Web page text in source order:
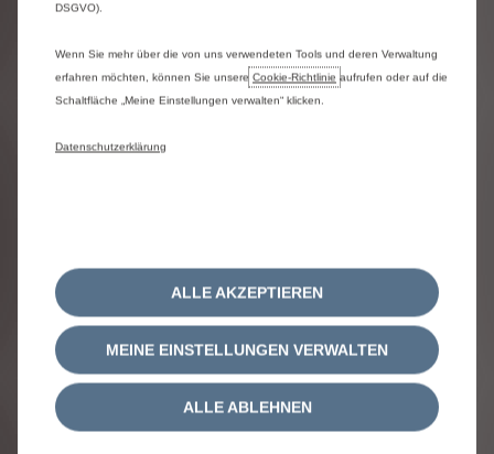
Trennwand verblecht
Fahrwerk
Sitze
Doppelbeifahrersitz
Klima und Heizung
DSGVO).
Wenn Sie mehr über die von uns verwendeten Tools und deren Verwaltung
erfahren möchten, können Sie unsere Cookie‑Richtlinie aufrufen oder auf die
Schaltfläche „Meine Einstellungen verwalten“ klicken.
Datenschutzerklärung
MEINE EINSTELLUNGEN VERWALTEN
ALLE AKZEPTIEREN
ALLE ABLEHNEN